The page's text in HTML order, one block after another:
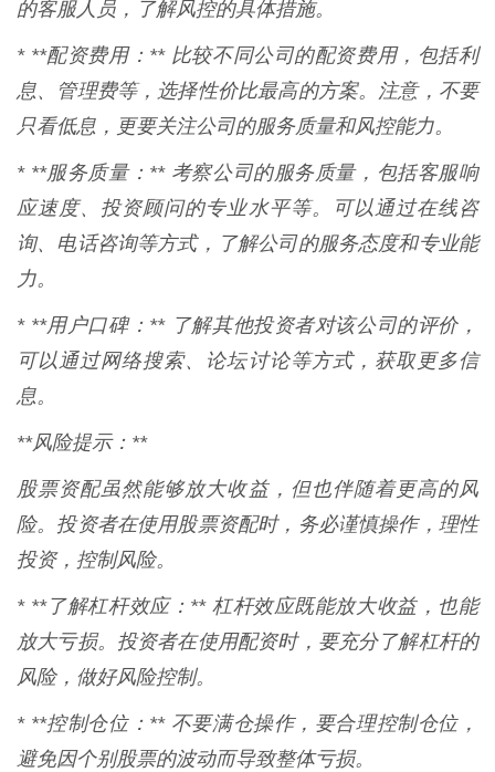
的客服人员，了解风控的具体措施。
* **配资费用：** 比较不同公司的配资费用，包括利
息、管理费等，选择性价比最高的方案。注意，不要
只看低息，更要关注公司的服务质量和风控能力。
* **服务质量：** 考察公司的服务质量，包括客服响
应速度、投资顾问的专业水平等。可以通过在线咨
询、电话咨询等方式，了解公司的服务态度和专业能
力。
* **用户口碑：** 了解其他投资者对该公司的评价，
可以通过网络搜索、论坛讨论等方式，获取更多信
息。
**风险提示：**
股票资配虽然能够放大收益，但也伴随着更高的风
险。投资者在使用股票资配时，务必谨慎操作，理性
投资，控制风险。
* **了解杠杆效应：** 杠杆效应既能放大收益，也能
放大亏损。投资者在使用配资时，要充分了解杠杆的
风险，做好风险控制。
* **控制仓位：** 不要满仓操作，要合理控制仓位，
避免因个别股票的波动而导致整体亏损。